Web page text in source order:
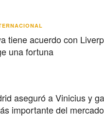
tiene acuerdo con
una fortuna
aseguró a Vinicius y
importante del mercado